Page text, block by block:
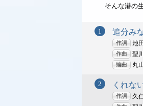
そんな港の
追分み
作詞 池
作曲 聖
編曲 丸
くれな
作詞 久